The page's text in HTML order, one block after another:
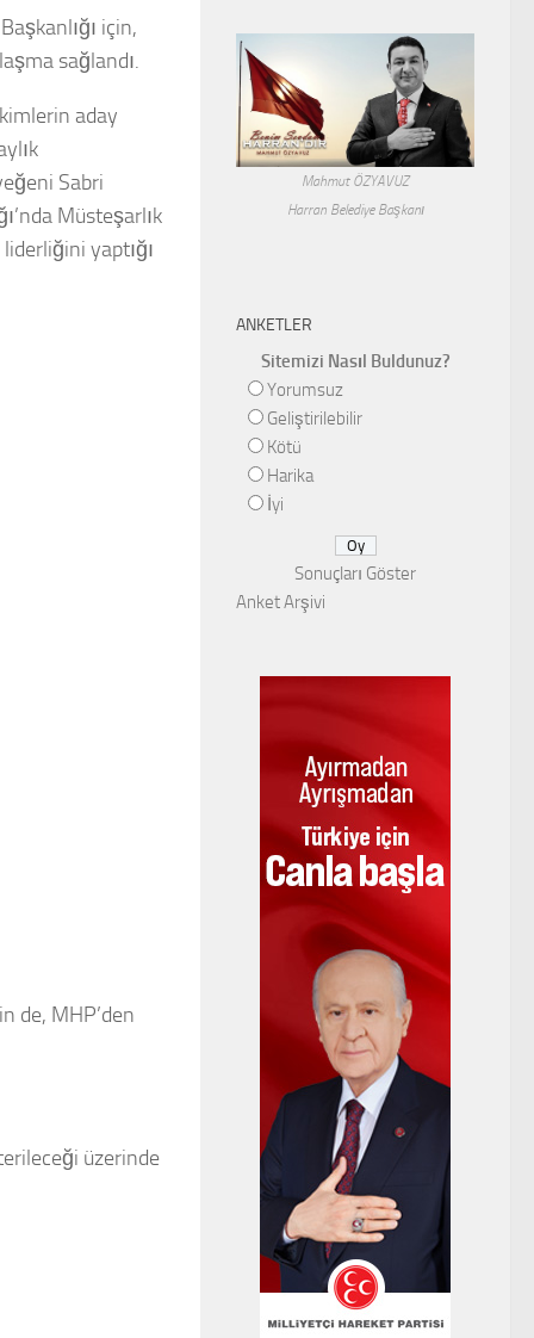
için,
sağlandı.
aday
Sabri
Müsteşarlık
yaptığı
de, MHP’den
üzerinde
Mahmut ÖZYAVUZ
Harran Belediye Başkanı
ANKETLER
Sitemizi Nasıl Buldunuz?
Yorumsuz
Geliştirilebilir
Kötü
Harika
İyi
Sonuçları Göster
Anket Arşivi